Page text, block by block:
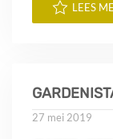
LEES
27 mei 2019